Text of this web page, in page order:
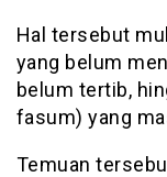
Hal tersebut
yang belum
belum tertib,
fasum) yang
Temuan